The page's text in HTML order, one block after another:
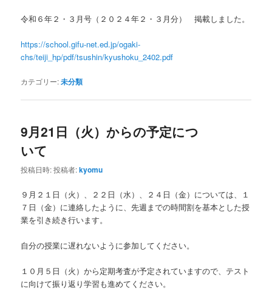
令和６年２・３月号（２０２４年２・３月分） 掲載しました。
https://school.gifu-net.ed.jp/ogaki-
chs/teiji_hp/pdf/tsushin/kyushoku_2402.pdf
カテゴリー:未分類
9月21日（火）からの予定につ
いて
投稿日時:投稿者:kyomu
９月２１日（火）、２２日（水）、２４日（金）については、１
７日（金）に連絡したように、先週までの時間割を基本とした授
業を引き続き行います。
自分の授業に遅れないように参加してください。
１０月５日（火）から定期考査が予定されていますので、テスト
に向けて振り返り学習も進めてください。